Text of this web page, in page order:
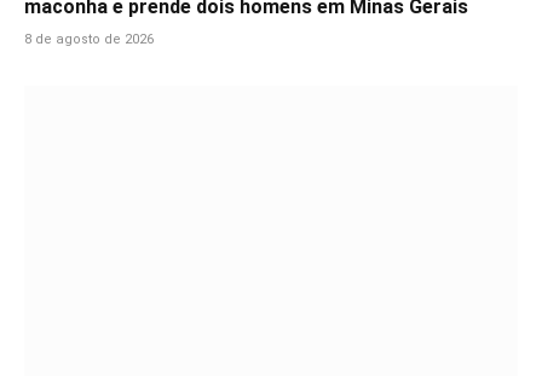
maconha e prende dois homens em Minas Gerais
8 de agosto de 2026